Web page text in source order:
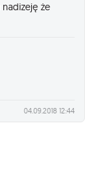
że
04.09.2018 12:44